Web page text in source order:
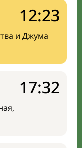
и Джума
12:23
17:32